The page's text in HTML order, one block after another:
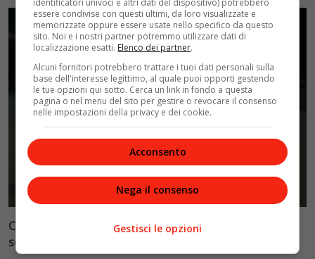
Cronaca e società: il disagio giovanile amplificato dai
social, quando il dramma diventa show
identificatori univoci e altri dati del dispositivo) potrebbero
essere condivise con questi ultimi, da loro visualizzate e
memorizzate oppure essere usate nello specifico da questo
sito. Noi e i nostri partner potremmo utilizzare dati di
localizzazione esatti. Elenco dei partner.
Alcuni fornitori potrebbero trattare i tuoi dati personali sulla
base dell'interesse legittimo, al quale puoi opporti gestendo
le tue opzioni qui sotto. Cerca un link in fondo a questa
pagina o nel menu del sito per gestire o revocare il consenso
nelle impostazioni della privacy e dei cookie.
Acconsento
Nega il consenso
Gestisci le opzioni